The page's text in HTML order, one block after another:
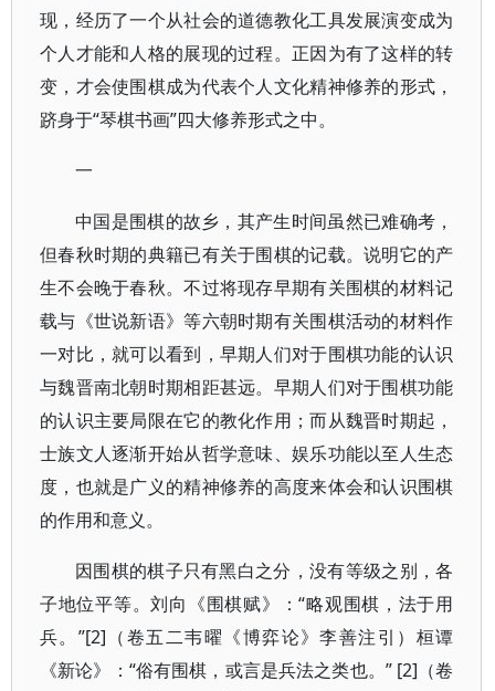
现，经历了一个从社会的道德教化工具发展演变成为
个人才能和人格的展现的过程。正因为有了这样的转
变，才会使围棋成为代表个人文化精神修养的形式，
跻身于“琴棋书画”四大修养形式之中。
一
中国是围棋的故乡，其产生时间虽然已难确考，
但春秋时期的典籍已有关于围棋的记载。说明它的产
生不会晚于春秋。不过将现存早期有关围棋的材料记
载与《世说新语》等六朝时期有关围棋活动的材料作
一对比，就可以看到，早期人们对于围棋功能的认识
与魏晋南北朝时期相距甚远。早期人们对于围棋功能
的认识主要局限在它的教化作用；而从魏晋时期起，
士族文人逐渐开始从哲学意味、娱乐功能以至人生态
度，也就是广义的精神修养的高度来体会和认识围棋
的作用和意义。
因围棋的棋子只有黑白之分，没有等级之别，各
子地位平等。刘向《围棋赋》：“略观围棋，法于用
兵。”[2]（卷五二韦曜《博弈论》李善注引）桓谭
《新论》：“俗有围棋，或言是兵法之类也。” [2]（卷